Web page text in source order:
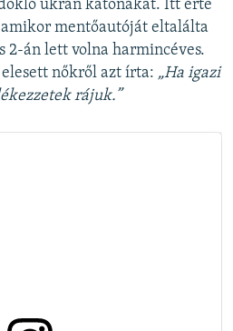
ukrán katonákat. Itt érte
mentőautóját eltalálta
2-án lett volna harmincéves.
nőkről azt írta: „Ha igazi
rájuk.”